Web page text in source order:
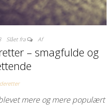
Slået fra Af
– smagfulde og
mere og mere populært